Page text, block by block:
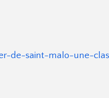
de-saint-malo-une-